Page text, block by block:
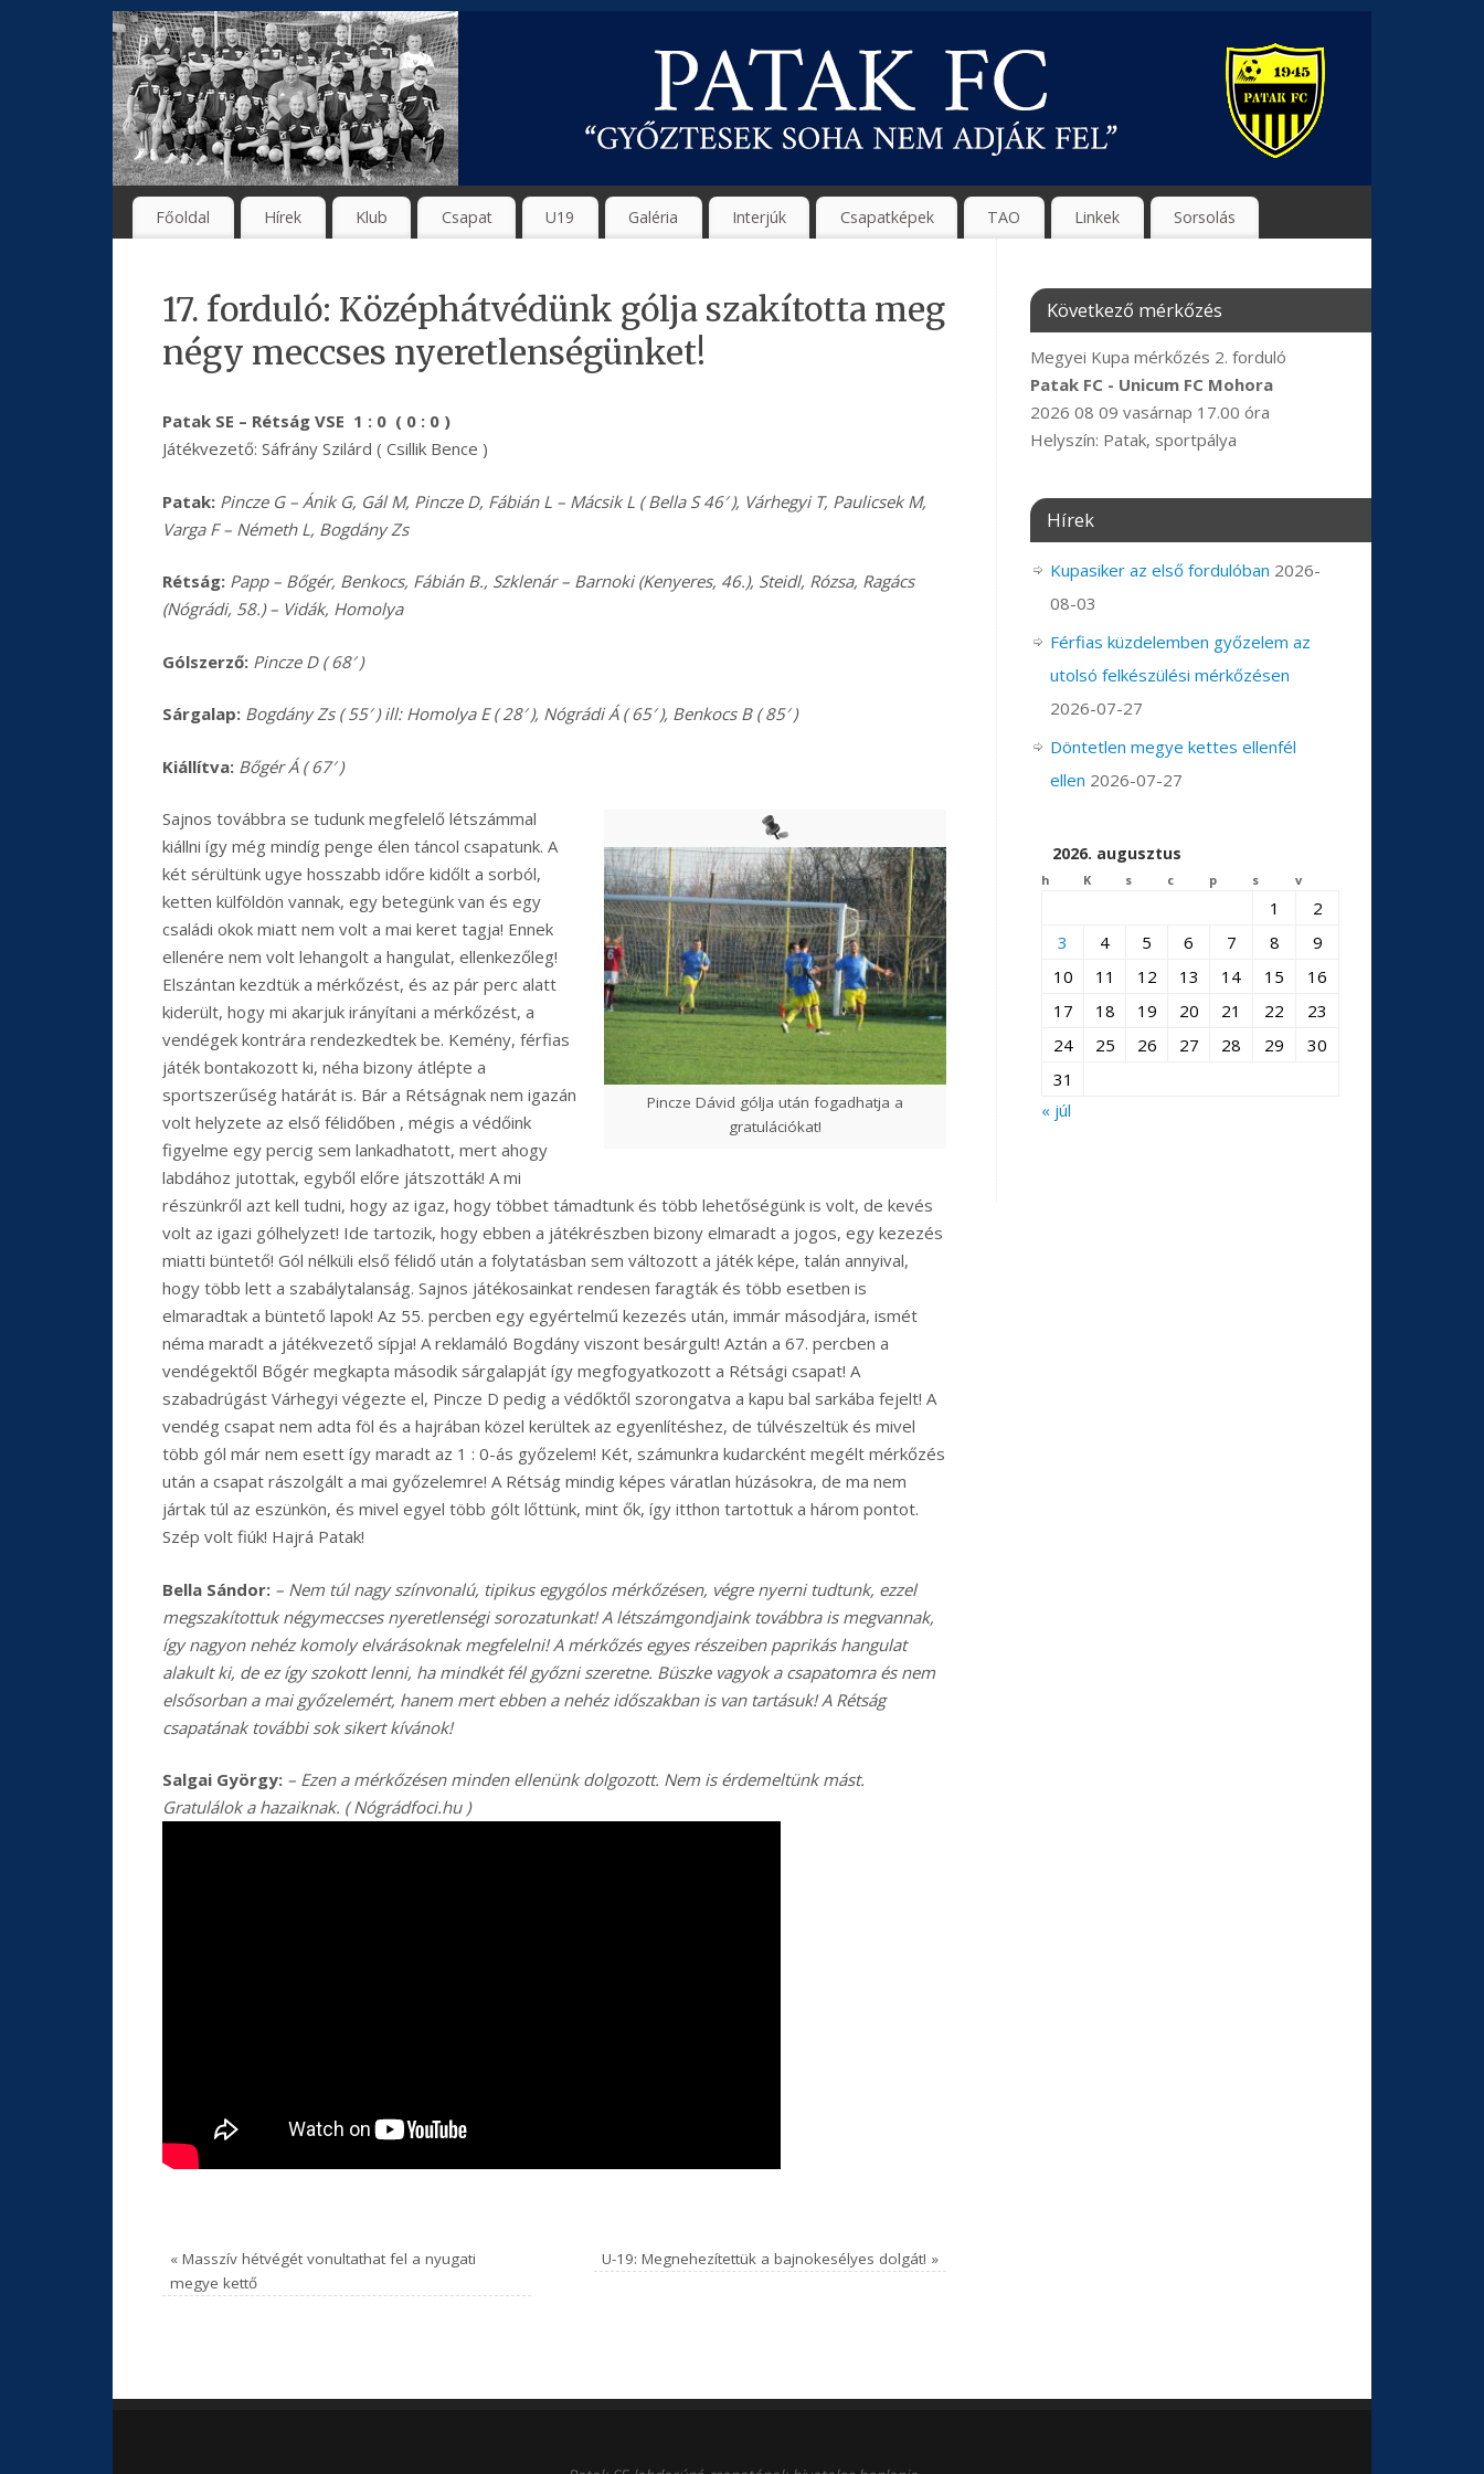
Főoldal Hírek Klub Csapat U19 Galéria Interjúk Csapatképek TAO Linkek Sorsolás
17. forduló: Középhátvédünk gólja szakította meg
négy meccses nyeretlenségünket!
Patak SE – Rétság VSE 1 : 0 ( 0 : 0 )
Játékvezető: Sáfrány Szilárd ( Csillik Bence )
Patak: Pincze G – Ánik G, Gál M, Pincze D, Fábián L – Mácsik L ( Bella S 46′ ), Várhegyi T, Paulicsek M,
Varga F – Németh L, Bogdány Zs
Rétság: Papp – Bőgér, Benkocs, Fábián B., Szklenár – Barnoki (Kenyeres, 46.), Steidl, Rózsa, Ragács
(Nógrádi, 58.) – Vidák, Homolya
Gólszerző: Pincze D ( 68′ )
Sárgalap: Bogdány Zs ( 55′ ) ill: Homolya E ( 28′ ), Nógrádi Á ( 65′ ), Benkocs B ( 85′ )
Kiállítva: Bőgér Á ( 67′ )
Pincze Dávid gólja után fogadhatja a
gratulációkat!
Sajnos továbbra se tudunk megfelelő létszámmal
kiállni így még mindíg penge élen táncol csapatunk. A
két sérültünk ugye hosszabb időre kidőlt a sorból,
ketten külföldön vannak, egy betegünk van és egy
családi okok miatt nem volt a mai keret tagja! Ennek
ellenére nem volt lehangolt a hangulat, ellenkezőleg!
Elszántan kezdtük a mérkőzést, és az pár perc alatt
kiderült, hogy mi akarjuk irányítani a mérkőzést, a
vendégek kontrára rendezkedtek be. Kemény, férfias
játék bontakozott ki, néha bizony átlépte a
sportszerűség határát is. Bár a Rétságnak nem igazán
volt helyzete az első félidőben , mégis a védőink
figyelme egy percig sem lankadhatott, mert ahogy
labdához jutottak, egyből előre játszották! A mi
részünkről azt kell tudni, hogy az igaz, hogy többet támadtunk és több lehetőségünk is volt, de kevés
volt az igazi gólhelyzet! Ide tartozik, hogy ebben a játékrészben bizony elmaradt a jogos, egy kezezés
miatti büntető! Gól nélküli első félidő után a folytatásban sem változott a játék képe, talán annyival,
hogy több lett a szabálytalanság. Sajnos játékosainkat rendesen faragták és több esetben is
elmaradtak a büntető lapok! Az 55. percben egy egyértelmű kezezés után, immár másodjára, ismét
néma maradt a játékvezető sípja! A reklamáló Bogdány viszont besárgult! Aztán a 67. percben a
vendégektől Bőgér megkapta második sárgalapját így megfogyatkozott a Rétsági csapat! A
szabadrúgást Várhegyi végezte el, Pincze D pedig a védőktől szorongatva a kapu bal sarkába fejelt! A
vendég csapat nem adta föl és a hajrában közel kerültek az egyenlítéshez, de túlvészeltük és mivel
több gól már nem esett így maradt az 1 : 0-ás győzelem! Két, számunkra kudarcként megélt mérkőzés
után a csapat rászolgált a mai győzelemre! A Rétság mindig képes váratlan húzásokra, de ma nem
jártak túl az eszünkön, és mivel egyel több gólt lőttünk, mint ők, így itthon tartottuk a három pontot.
Szép volt fiúk! Hajrá Patak!
Bella Sándor: – Nem túl nagy színvonalú, tipikus egygólos mérkőzésen, végre nyerni tudtunk, ezzel
megszakítottuk négymeccses nyeretlenségi sorozatunkat! A létszámgondjaink továbbra is megvannak,
így nagyon nehéz komoly elvárásoknak megfelelni! A mérkőzés egyes részeiben paprikás hangulat
alakult ki, de ez így szokott lenni, ha mindkét fél győzni szeretne. Büszke vagyok a csapatomra és nem
elsősorban a mai győzelemért, hanem mert ebben a nehéz időszakban is van tartásuk! A Rétság
csapatának további sok sikert kívánok!
Salgai György: – Ezen a mérkőzésen minden ellenünk dolgozott. Nem is érdemeltünk mást.
Gratulálok a hazaiknak. ( Nógrádfoci.hu )
« Masszív hétvégét vonultathat fel a nyugati
megye kettő
U-19: Megnehezítettük a bajnokesélyes dolgát! »
Következő mérkőzés
Megyei Kupa mérkőzés 2. forduló
Patak FC - Unicum FC Mohora
2026 08 09 vasárnap 17.00 óra
Helyszín: Patak, sportpálya
Hírek
Kupasiker az első fordulóban 2026-
08-03
Férfias küzdelemben győzelem az
utolsó felkészülési mérkőzésen
2026-07-27
Döntetlen megye kettes ellenfél
ellen 2026-07-27
2026. augusztus
h K s c p s v
1
2
3
4 5 6 7 8
9
10
11 12 13 14 15
16
17
18 19 20 21 22
23
24
25 26 27 28 29
30
31
« júl